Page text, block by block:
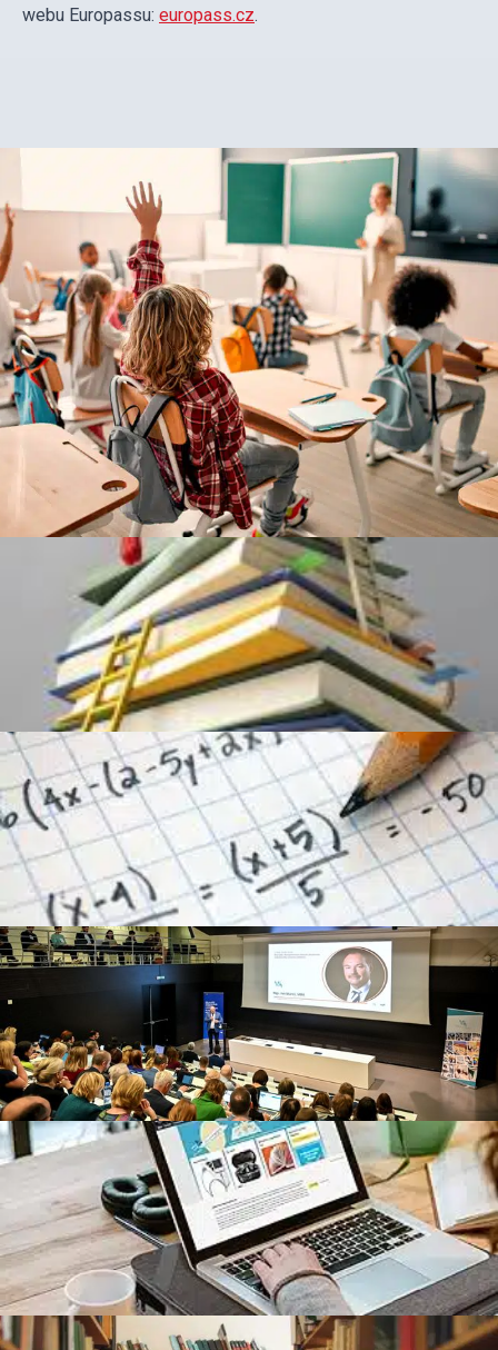
webu Europassu: europass.cz.